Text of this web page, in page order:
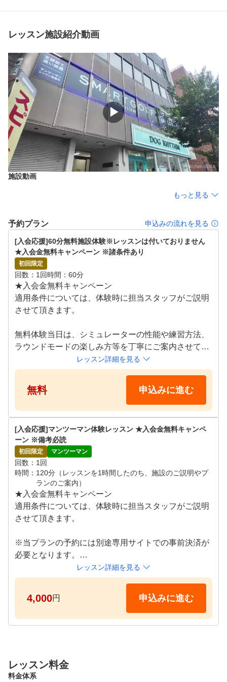
レッスン施設紹介動画
▶
施設動画
もっと見る
予約プラン 申込みの流れを見る
[入会応援]60分無料施設体験※レッスンは付いておりません
★入会金無料キャンペーン ※諸条件あり
初回限定
回数 1回時間 60分
★入会金無料キャンペーン
適用条件については、体験時に担当スタッフがご説明
させて頂きます。
無料体験当日は、シミュレーターの性能や練習方法、
ラウンドモードの楽しみ方等を丁寧にご案内させてい
クラブのお貸出しも無料で行っておりますので、お気
軽にお越しください！
●施設体験スケジュール
月~日 09:00～21:00
※ご希望の日時をリクエスト画面よりご提示ください
。追ってご連絡差し上げます。
レッスン詳細を見る
無料 申込みに進む
[入会応援]マンツーマン体験レッスン ★入会金無料キャンペ
ーン ※備考必読
初回限定 マンツーマン
回数
1回
時間
120分（レッスンを1時間したのち、施設のご説明やプ
ランのご案内）
★入会金無料キャンペーン
適用条件については、体験時に担当スタッフがご説明
させて頂きます。
※当プランの予約には別途専用サイトでの事前決済が
必要となります。
※期日までにお支払いが確認できない場合はキャンセ
ルとなります。
プロコーチによるレッスンを体験していただけます。
超高性能シミュレーター×プライベート空間×プロによ
るマンツーマンレッスンで、お客様のお悩みの""原因"
ゴルフの上達にお悩みの方は是非体験レッスンにお越
しください！
レッスン詳細を見る
4,000円 申込みに進む
レッスン料金
料金体系